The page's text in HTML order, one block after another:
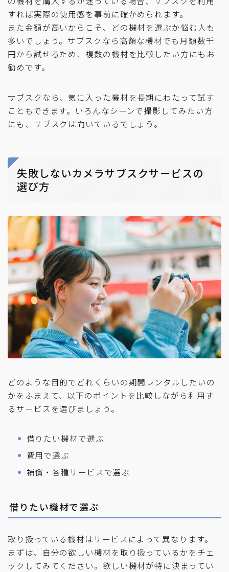
すれば実際の使用感を事前に確かめられます。
また金額が高いからこそ、どの機材を選ぶか悩む人も
多いでしょう。サブスクなら高額な機材でも月額数千
円から試せるため、複数の機材を比較したい方にもお
勧めです。
サブスクなら、気に入った機材を長期にわたって試す
こともできます。いろんなシーンで撮影してみたい方
にも、サブスクは向いているでしょう。
失敗しないカメラサブスクサービスの
選び方
どのような目的でどれくらいの期間レンタルしたいの
かをふまえて、以下のポイントを比較しながら利用す
るサービスを選びましょう。
借りたい機材で選ぶ
費用で選ぶ
補償・各種サービスで選ぶ
借りたい機材で選ぶ
取り扱っている機材はサービスによって異なります。
まずは、自分の欲しい機材を取り扱っているかをチェ
ックしてみてください。欲しい機材が特に決まってい